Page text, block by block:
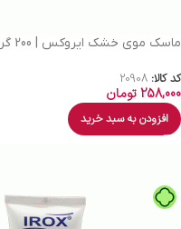
ماسک موی خشک ایروکس | 200 گرم
کد کالا: 20908
258,000تومان
افزودن به سبد خرید